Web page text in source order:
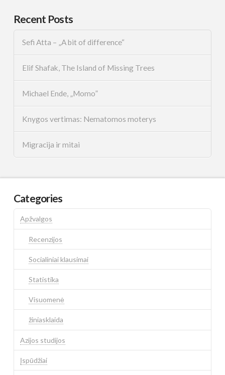
Recent Posts
Sefi Atta – „A bit of difference“
Elif Shafak, The Island of Missing Trees
Michael Ende, „Momo”
Knygos vertimas: Nematomos moterys
Migracija ir mitai
Categories
Apžvalgos
Recenzijos
Socialiniai klausimai
Statistika
Visuomenė
žiniasklaida
Azijos studijos
Įspūdžiai